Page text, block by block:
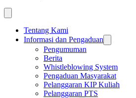
Tentang Kami
Informasi dan Pengaduan
Pengumuman
Berita
Whistleblowing System
Pengaduan Masyarakat
Pelanggaran KIP Kuliah
Pelanggaran PTS